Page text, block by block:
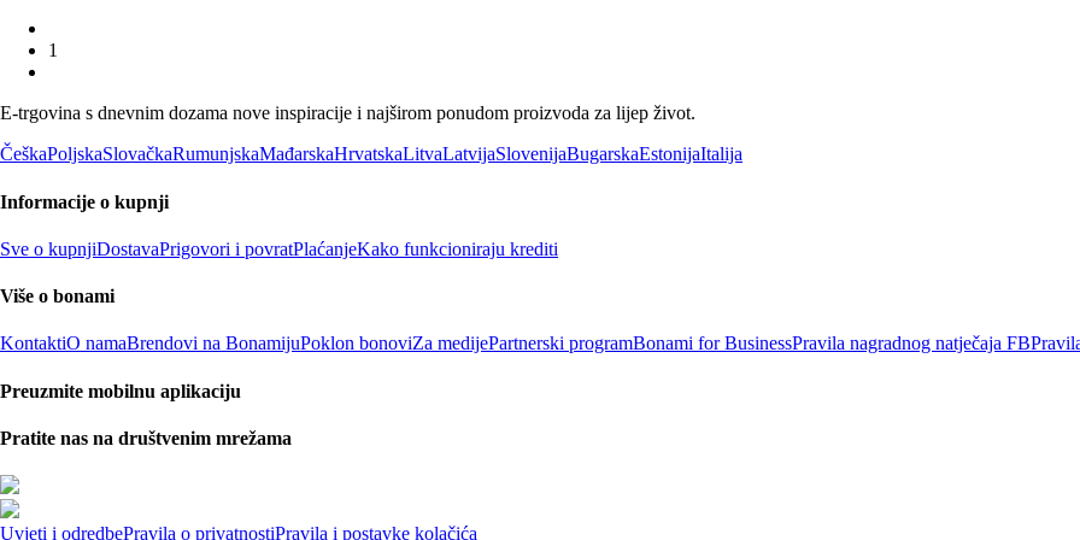
1
E-trgovina s dnevnim dozama nove inspiracije i najširom ponudom proizvoda za lijep život.
ČeškaPoljskaSlovačkaRumunjskaMađarskaHrvatskaLitvaLatvijaSlovenijaBugarskaEstonijaItalija
Informacije o kupnji
Sve o kupnjiDostavaPrigovori i povratPlaćanjeKako funkcioniraju krediti
Više o bonami
KontaktiO namaBrendovi na BonamijuPoklon bonoviZa medijePartnerski programBonami for BusinessPravila nagradnog natječaja FB
Preuzmite mobilnu aplikaciju
Pratite nas na društvenim mrežama
Uvjeti i odredbePravila o privatnostiPravila i postavke kolačića